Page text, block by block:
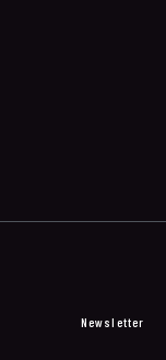
Newsletter